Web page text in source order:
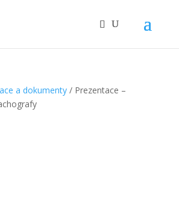
a dokumenty/ Prezentace –